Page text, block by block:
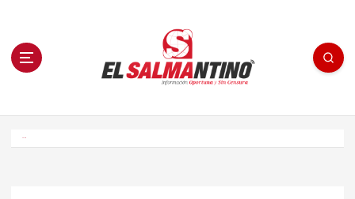
n El Salmantino - medios/noticias/editorial